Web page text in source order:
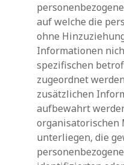
auf welche die
ohne
Informationen
spezifischen
zugeordnet
zusätzlichen
aufbewahrt
organisatorischen
unterliegen, die